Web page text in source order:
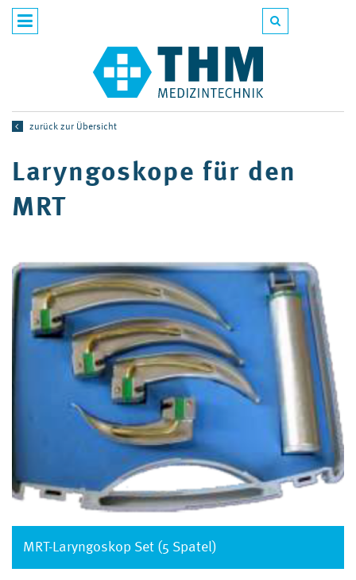
zurück zur Übersicht
Laryngoskope für den
MRT
MRT-Laryngoskop Set (5 Spatel)